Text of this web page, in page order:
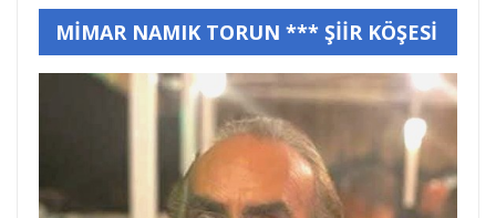
MİMAR NAMIK TORUN *** ŞİİR KÖŞESİ